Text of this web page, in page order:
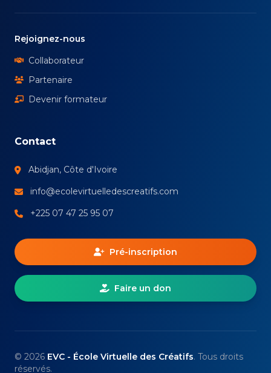
Rejoignez-nous
Collaborateur
Partenaire
Devenir formateur
Contact
Abidjan, Côte d'Ivoire
info@ecolevirtuelledescreatifs.com
+225 07 47 25 95 07
Pré-inscription
Faire un don
© 2026 EVC - École Virtuelle des Créatifs. Tous droits
réservés.